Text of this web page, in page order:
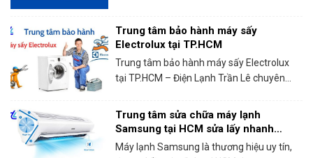
Trung tâm bảo hành máy sấy
Electrolux tại TP.HCM
Trung tâm bảo hành máy sấy Electrolux
tại TP.HCM – Điện Lạnh Trần Lê chuyên...
Trung tâm sửa chữa máy lạnh
Samsung tại HCM sửa lấy nhanh
trong ngày
Máy lạnh Samsung là thương hiệu uy tín,